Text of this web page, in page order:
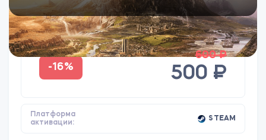
-16%
600 ₽
500 ₽
Платформа
активации:
STEAM